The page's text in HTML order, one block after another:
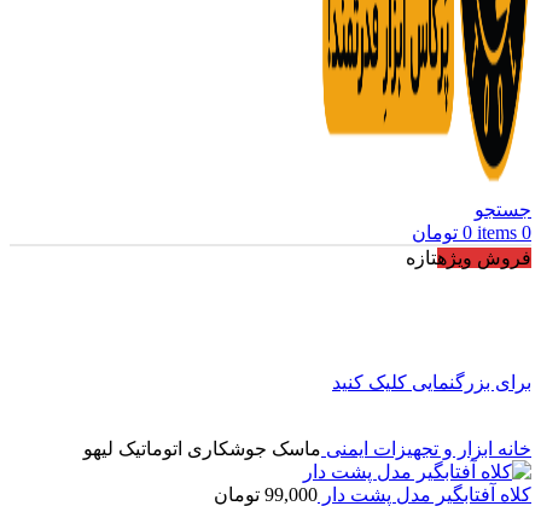
جستجو
0
items
0 تومان
فروش ویژهتازه
برای بزرگنمایی کلیک کنید
خانه ابزار و تجهیزات ایمنی ماسک جوشکاری اتوماتیک لیهو
کلاه آفتابگیر مدل پشت دار 99,000 تومان